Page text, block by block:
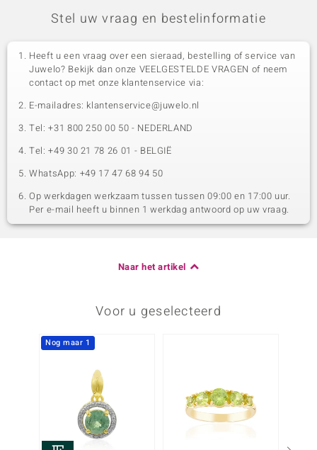
Stel uw vraag en bestelinformatie
Heeft u een vraag over een sieraad, bestelling of service van
Juwelo? Bekijk dan onze VEELGESTELDE VRAGEN of neem
contact op met onze klantenservice via:
E-mailadres: klantenservice@juwelo.nl
Tel: +31 800 250 00 50 - NEDERLAND
Tel: +49 30 21 78 26 01 - BELGIË
WhatsApp: +49 17 47 68 94 50
Op werkdagen werkzaam tussen tussen 09:00 en 17:00 uur.
Per e-mail heeft u binnen 1 werkdag antwoord op uw vraag.
Naar het artikel
Voor u geselecteerd
Nog maar 1